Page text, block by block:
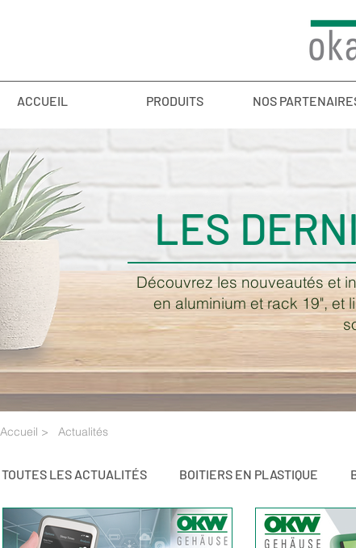
ACCUEIL PRODUITS NOS
LES
Découvrez les nouveautés et
en aluminium et rack 19", et
Accueil > Actualités
TOUTES LES ACTUALITÉS BOITIERS EN PLASTIQUE
BOUTONS DE COMMANDE MAISON & DOMOTIQUE /